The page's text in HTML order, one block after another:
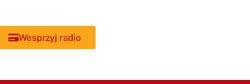
Wesprzyj radio